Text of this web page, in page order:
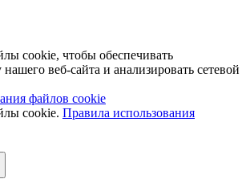
cookie, чтобы обеспечивать
веб-сайта и анализировать сетевой
файлов cookie
cookie. Правила использования